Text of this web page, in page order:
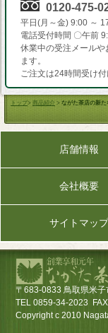
0120-475-
平日(月～金) 9:00 ～
電話受付時間 〇午前
休業中の受注メールや
ます。
ご注文は24時間受け付
トップ> 商品紹介 > ながた茶店の新た
店舗情報
会社概要
サイトマップ
〒683-0833 鳥取県米
TEL 0859-34-2023
Copyright c 2010